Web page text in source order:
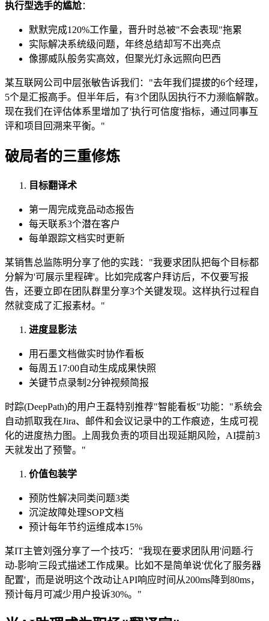
执行型选手的尴尬：
默默完成120%工作量，晋升时总被"不会表现"拖累
实际解决系统级问题，年终总结却写不出亮点
像挪威队般务实高效，但聚光灯永远照向巴西
某互联网公司中层张敏告诉我们："去年我们提拔的6个经理，
5个是汇报高手。但半年后，有3个团队因执行不力濒临解散。
现在我们在评估体系里增加了'执行可信度'指标，通过同事互
评和项目回溯来平衡。"
破局者的三重修炼
目标翻译术
第一周完成竞品动态报告
每天联系3个潜在客户
每单跟踪文档实时更新
某销售总监陈明分享了他的实践："我要求团队把每个目标都
分解为'可展示里程碑'。比如完成客户拜访后，不仅要写报
告，还要立即在团队群里分享3个关键发现。这样执行过程自
然就变成了汇报素材。"
进度显影法
用石墨文档做实时协作看板
每周五17:00自动生成成果快照
关键节点录制2分钟视频简报
时踪(DeepPath)的用户王磊特别推荐"智能看板"功能："系统会
自动抓取我在Jira、邮件和会议记录中的工作痕迹，生成可视
化的进度热力图。上周我负责的项目出现延期风险，AI提前3
天就发出了预警。"
价值包装学
预防性解决同类问题3类
沉淀故障处理SOP文档
预计每年节约运维成本15%
某IT主管刘强分享了一个技巧："我现在要求团队用'问题-行
动-影响'三段式描述工作成果。比如不是简单说'优化了服务器
配置'，而是说明这个改动让API响应时间从200ms降到80ms，
预计每月可减少用户投诉30%。"